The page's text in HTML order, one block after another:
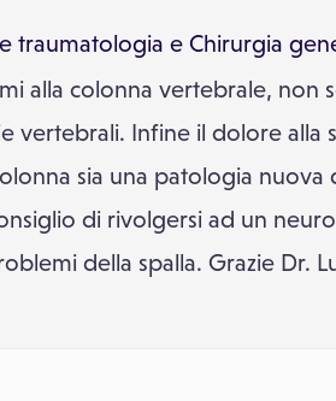
traumatologia e Chirurgia
alla colonna vertebrale, non
vertebrali. Infine il dolore alla
sia una patologia
di rivolgersi ad un
della spalla. Grazie Dr.